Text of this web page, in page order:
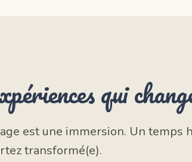
qui
est une immersion. Un temps
transformé(e).